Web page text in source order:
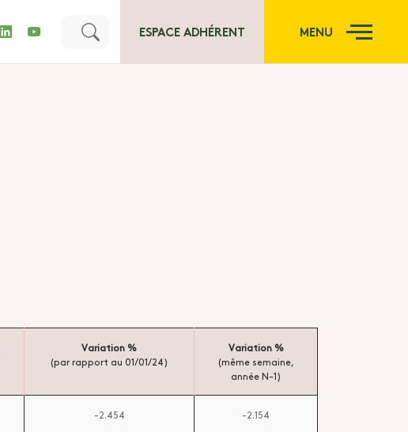
ESPACE ADHÉRENT MENU
Variation %
(par rapport au 01/01/24)
Variation %
(même semaine,
année N-1)
-2.454 -2.154